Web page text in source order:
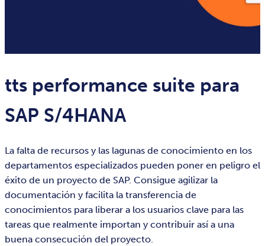
tts performance suite para
SAP S/4HANA
La falta de recursos y las lagunas de conocimiento en los
departamentos especializados pueden poner en peligro el
éxito de un proyecto de SAP. Consigue agilizar la
documentación y facilita la transferencia de
conocimientos para liberar a los usuarios clave para las
tareas que realmente importan y contribuir así a una
buena consecución del proyecto.